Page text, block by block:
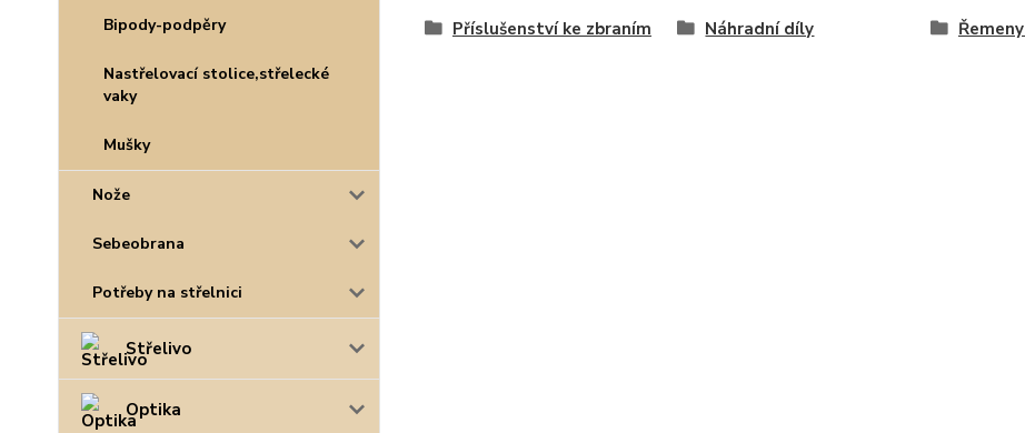
Bipody-podpěry
Nastřelovací stolice,střelecké
vaky
Mušky
Nože
Sebeobrana
Potřeby na střelnici
Střelivo
Optika
Příslušenství ke zbraním Náhradní díly